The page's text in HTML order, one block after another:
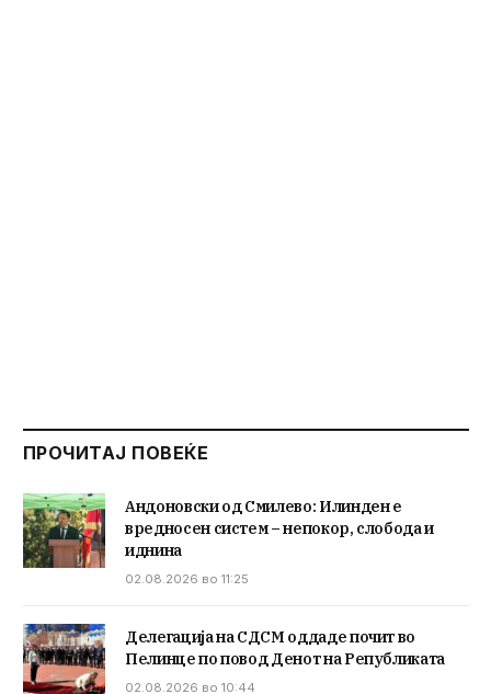
ПРОЧИТАЈ ПОВЕЌЕ
Андоновски од Смилево: Илинден е
вредносен систем – непокор, слобода и
иднина
02.08.2026 во 11:25
Делегација на СДСМ оддаде почит во
Пелинце по повод Денот на Републиката
02.08.2026 во 10:44